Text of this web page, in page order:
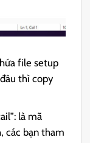
file setup
thì copy
là mã
các bạn tham